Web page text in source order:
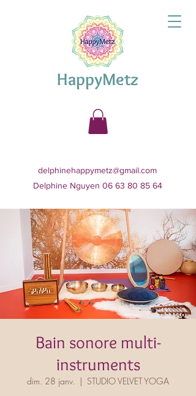
HappyMetz
delphinehappymetz@gmail.com
Delphine Nguyen 06 63 80 85 64
Bain sonore multi-
instruments
dim. 28 janv.
  |
STUDIO VELVET YOGA